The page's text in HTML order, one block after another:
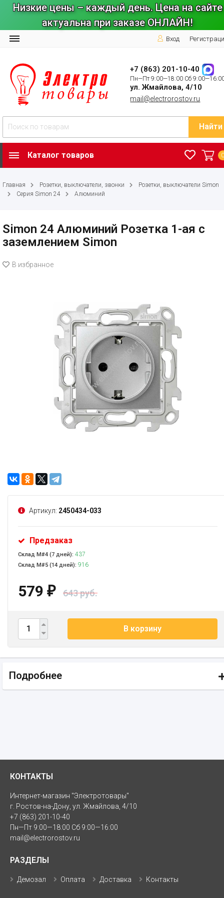
Низкие цены – каждый день. Цена на сайте
актуальна при заказе ОНЛАЙН!
Вход
+7 (863) 201-10-40
Пн—Пт 9:00—18:00 Сб
ул. Жмайлова, 4/10
mail@electrorostov.ru
Найти
Каталог товаров
Главная Розетки, выключатели, звонки
Розетки, выключатели Simon
Серия Simon 24
Алюминий
Simon 24 Алюминий Розетка 1-ая с
заземлением Simon
В избранное
Артикул: 2450434-033
Предзаказ
Склад М#4 (7 дней): 437
Склад М#5 (14 дней): 916
579 ₽ 643 руб.
В корзину
Подробнее
КОНТАКТЫ
Интернет-магазин "Электротовары"
г. Ростов-на-Дону, ул. Жмайлова, 4/10
+7 (863) 201-10-40
Пн—Пт 9:00—18:00 Сб 9:00—16:00
mail@electrorostov.ru
РАЗДЕЛЫ
Демозал Оплата Доставка Контакты